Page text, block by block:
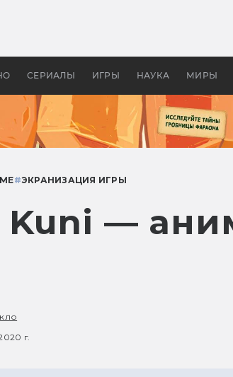
СЕРИАЛЫ ИГРЫ НАУКА МИРЫ
апокалипсис, в
#ЭКРАНИЗАЦИЯ ИГРЫ
Kuni —
г.